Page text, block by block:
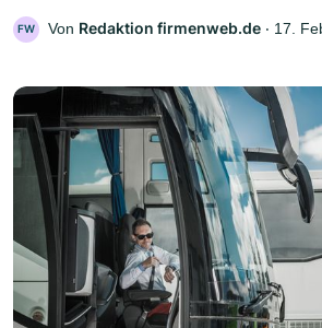
FW Von Redaktion firmenweb.de ‧ 17.